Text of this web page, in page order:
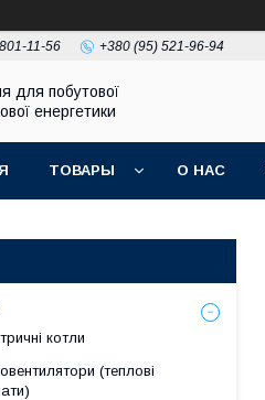
11-56 +380 (95) 521-96-94
для побутової
енергетики
ТОВАРЫ О НАС
котли
(теплові